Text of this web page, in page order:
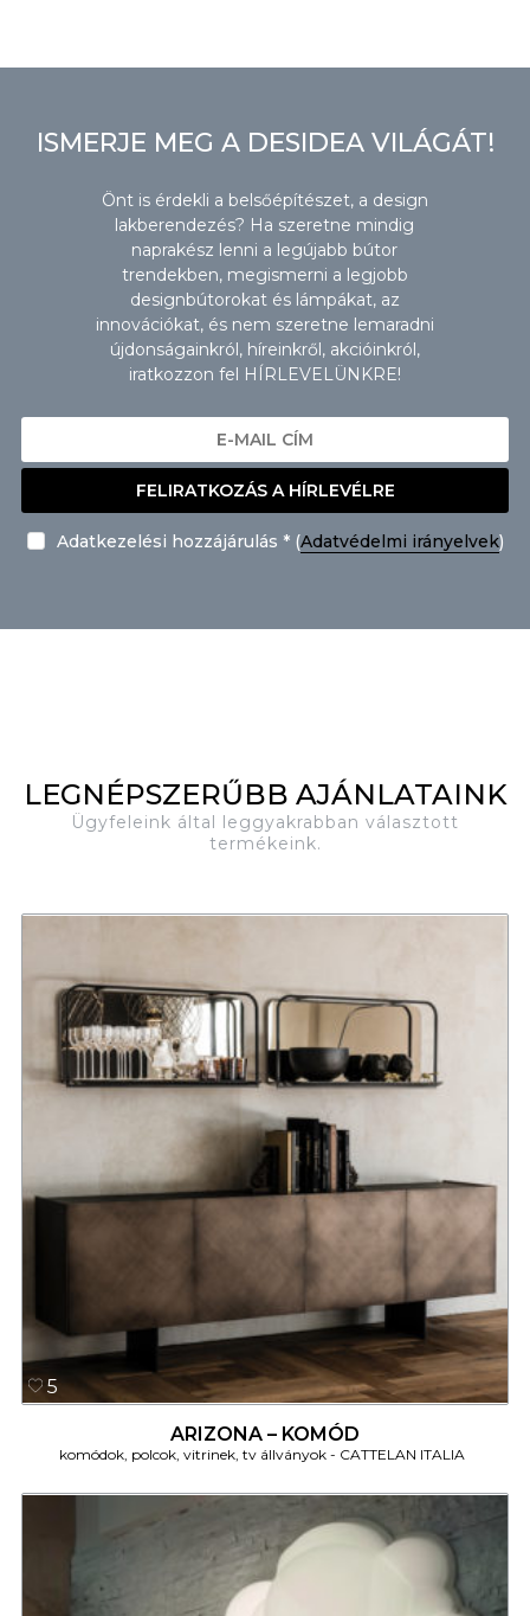
ISMERJE MEG A DESIDEA VILÁGÁT!
Önt is érdekli a belsőépítészet, a design
lakberendezés? Ha szeretne mindig
naprakész lenni a legújabb bútor
trendekben, megismerni a legjobb
designbútorokat és lámpákat, az
innovációkat, és nem szeretne lemaradni
újdonságainkról, híreinkről, akcióinkról,
iratkozzon fel HÍRLEVELÜNKRE!
FELIRATKOZÁS A HÍRLEVÉLRE
Adatkezelési hozzájárulás * (Adatvédelmi irányelvek)
LEGNÉPSZERŰBB AJÁNLATAINK
Ügyfeleink által leggyakrabban választott
termékeink.
5
ARIZONA – KOMÓD
komódok, polcok, vitrinek, tv állványok CATTELAN ITALIA